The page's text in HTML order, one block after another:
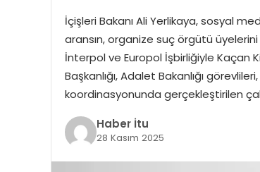
İçişleri Bakanı Ali Yerlikaya, sosyal
aransın, organize suç örgütü
İnterpol ve Europol İşbirliğiyle Kaçan
Başkanlığı, Adalet Bakanlığı
koordinasyonunda gerçekleştirilen
Haber İtu
28 Kasım 2025